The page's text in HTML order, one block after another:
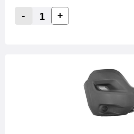
Decrease Quantity:
-
Increase Quantity:
+